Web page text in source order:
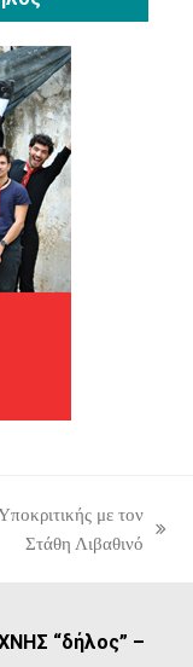
με τον
Στάθη Λιβαθινό
“δήλος” –